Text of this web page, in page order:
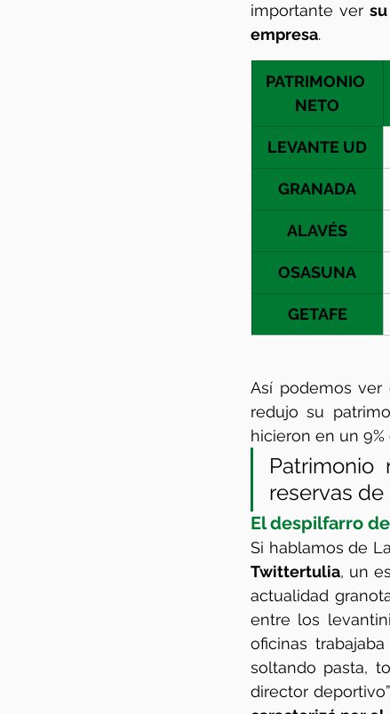
importante ver
empresa.
PATRIMONIO
NETO
LEVANTE UD
GRANADA
ALAVÉS
OSASUNA
GETAFE
Así podemos ver
redujo su
hicieron en un 9%
Patrimonio
reservas
El despilfarro
Twittertulia, un
actualidad
entre los
oficinas
soltando pasta,
director